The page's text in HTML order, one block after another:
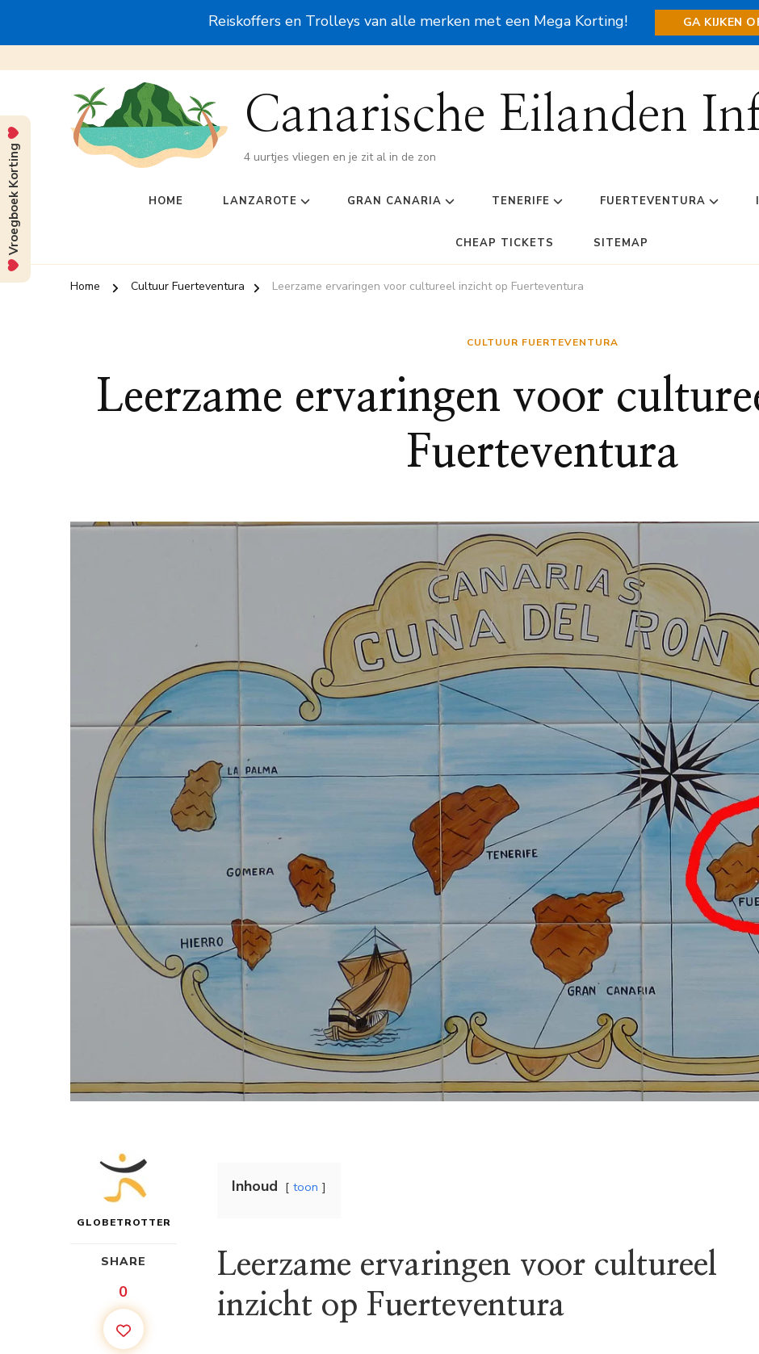
Reiskoffers en Trolleys van alle merken met een Mega Korting! GA KIJKEN
Canarische Eilanden
4 uurtjes vliegen en je zit al in de zon
HOME LANZAROTE GRAN CANARIA TENERIFE FUERTEVENTURA
CHEAP TICKETS SITEMAP
Home Cultuur Fuerteventura Leerzame ervaringen voor cultureel inzicht op Fuerteventura
CULTUUR FUERTEVENTURA
Leerzame ervaringen voor
Fuerteventura
GLOBETROTTER
SHARE
0
Inhoud toon
Leerzame ervaringen voor cultureel
inzicht op Fuerteventura
Vroegboek Korting